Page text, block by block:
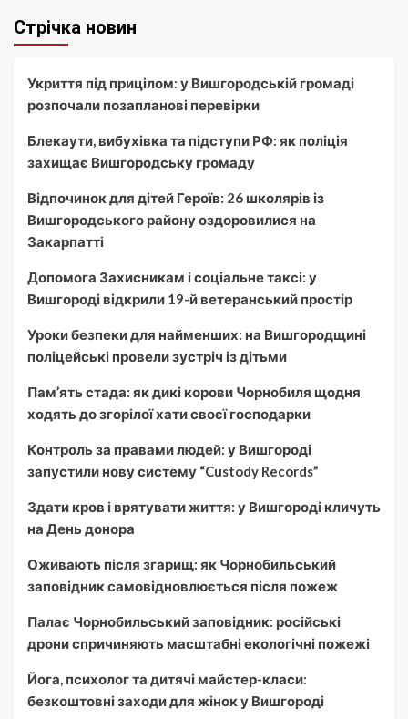
Стрічка новин
Укриття під прицілом: у Вишгородській громаді
розпочали позапланові перевірки
Блекаути, вибухівка та підступи РФ: як поліція
захищає Вишгородську громаду
Відпочинок для дітей Героїв: 26 школярів із
Вишгородського району оздоровилися на
Закарпатті
Допомога Захисникам і соціальне таксі: у
Вишгороді відкрили 19-й ветеранський простір
Уроки безпеки для найменших: на Вишгородщині
поліцейські провели зустріч із дітьми
Пам’ять стада: як дикі корови Чорнобиля щодня
ходять до згорілої хати своєї господарки
Контроль за правами людей: у Вишгороді
запустили нову систему “Custody Records”
Здати кров і врятувати життя: у Вишгороді кличуть
на День донора
Оживають після згарищ: як Чорнобильський
заповідник самовідновлюється після пожеж
Палає Чорнобильський заповідник: російські
дрони спричиняють масштабні екологічні пожежі
Йога, психолог та дитячі майстер-класи:
безкоштовні заходи для жінок у Вишгороді